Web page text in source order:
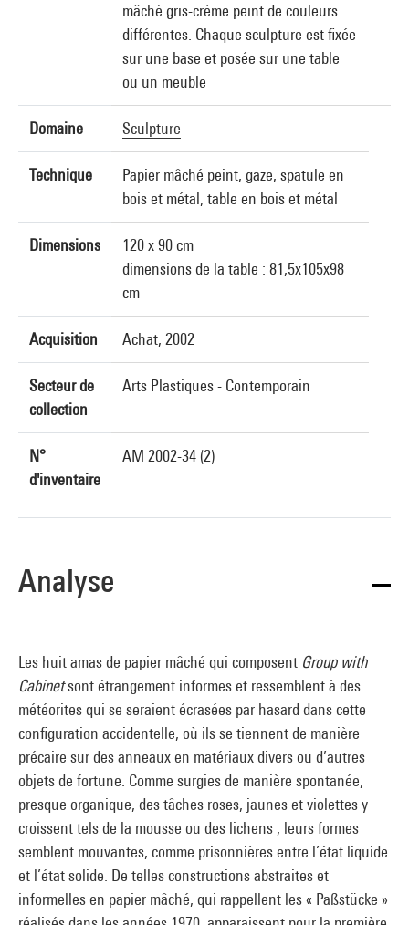
mâché gris-crème peint de couleurs
différentes. Chaque sculpture est fixée
sur une base et posée sur une table
ou un meuble
Domaine Sculpture
Technique
Papier mâché peint, gaze, spatule en
bois et métal, table en bois et métal
Dimensions
120 x 90 cm
dimensions de la table : 81,5x105x98
cm
Acquisition Achat, 2002
Secteur de
collection
Arts Plastiques - Contemporain
N°
d'inventaire
AM 2002-34 (2)
Analyse
Les huit amas de papier mâché qui composent Group with
Cabinetsont étrangement informes et ressemblent à des
météorites qui se seraient écrasées par hasard dans cette
configuration accidentelle, où ils se tiennent de manière
précaire sur des anneaux en matériaux divers ou d’autres
objets de fortune. Comme surgies de manière spontanée,
presque organique, des tâches roses, jaunes et violettes y
croissent tels de la mousse ou des lichens ; leurs formes
semblent mouvantes, comme prisonnières entre l’état liquide
et l’état solide. De telles constructions abstraites et
informelles en papier mâché, qui rappellent les « Paßstücke »